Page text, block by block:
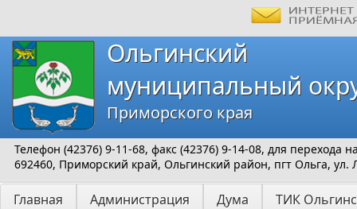
Ольгинский
муниципальный
Приморского края
Телефон (42376) 9-11-68, факс (42376) 9-14-08, для перехода
692460, Приморский край, Ольгинский район, пгт Ольга, ул.
Главная Администрация Дума ТИК